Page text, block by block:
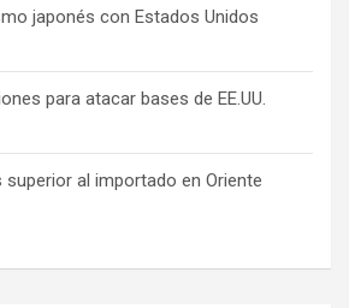
japonés con Estados Unidos
para atacar bases de EE.UU.
al importado en Oriente